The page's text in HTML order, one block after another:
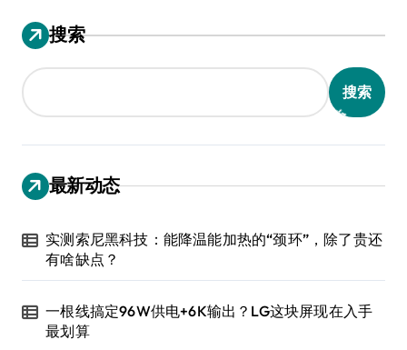
搜索
搜索
最新动态
实测索尼黑科技：能降温能加热的“颈环”，除了贵还
有啥缺点？
一根线搞定96W供电+6K输出？LG这块屏现在入手
最划算